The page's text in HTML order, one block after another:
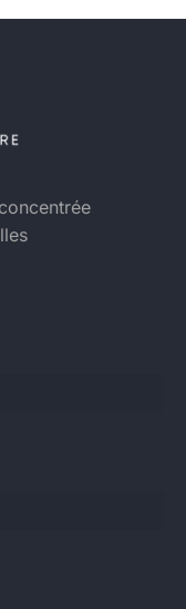
concentrée